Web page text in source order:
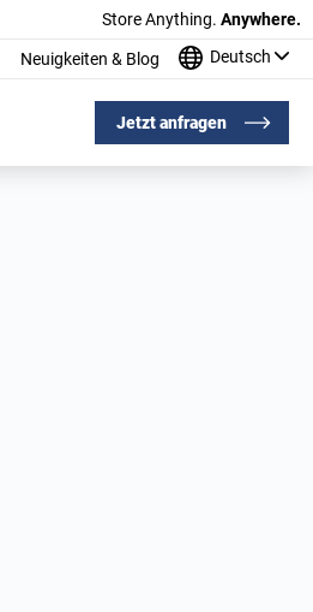
Store Anything. Anywhere.
Neuigkeiten & Blog Deutsch
Jetzt anfragen